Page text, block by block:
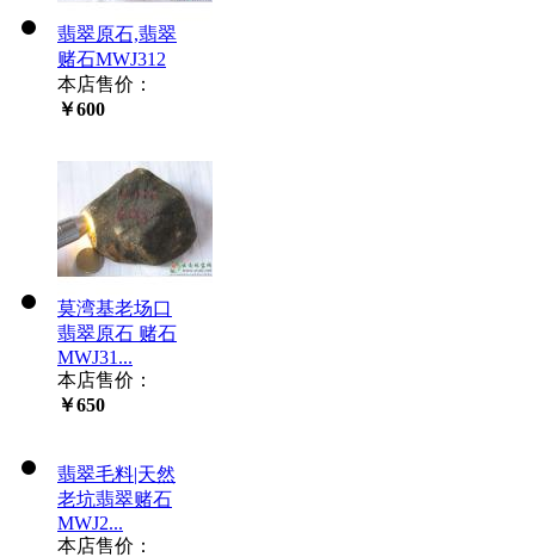
翡翠原石,翡翠
赌石MWJ312
本店售价：
￥600
莫湾基老场口
翡翠原石 赌石
MWJ31...
本店售价：
￥650
翡翠毛料|天然
老坑翡翠赌石
MWJ2...
本店售价：